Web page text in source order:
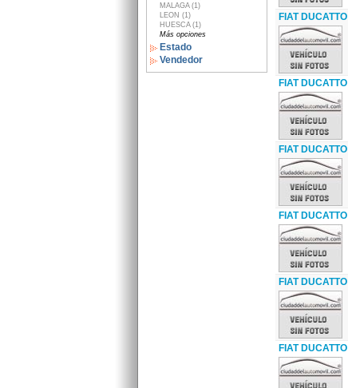
MALAGA (1)
LEON (1)
HUESCA (1)
Más opciones
Estado
Vendedor
FIAT
FIAT
FIAT
FIAT
FIAT
FIAT